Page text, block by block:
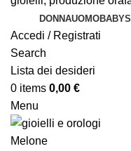
DONNAUOMOBABY
Accedi / Registrati
Search
Lista dei desideri
0 items 0,00 €
Menu